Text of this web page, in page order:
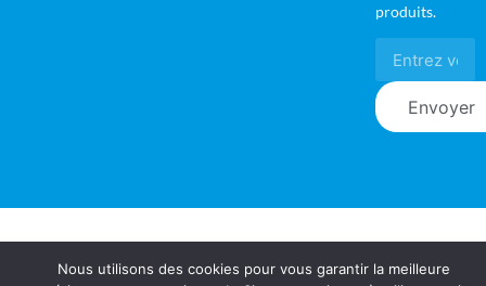
produits.
Envoyer
Nous utilisons des cookies pour vous garantir la meilleure